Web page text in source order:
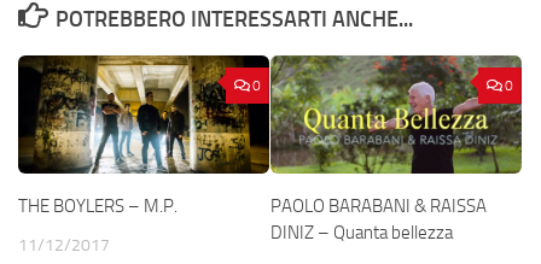
POTREBBERO INTERESSARTI ANCHE...
0
THE BOYLERS – M.P.
11/12/2017
0
PAOLO BARABANI & RAISSA
DINIZ – Quanta bellezza